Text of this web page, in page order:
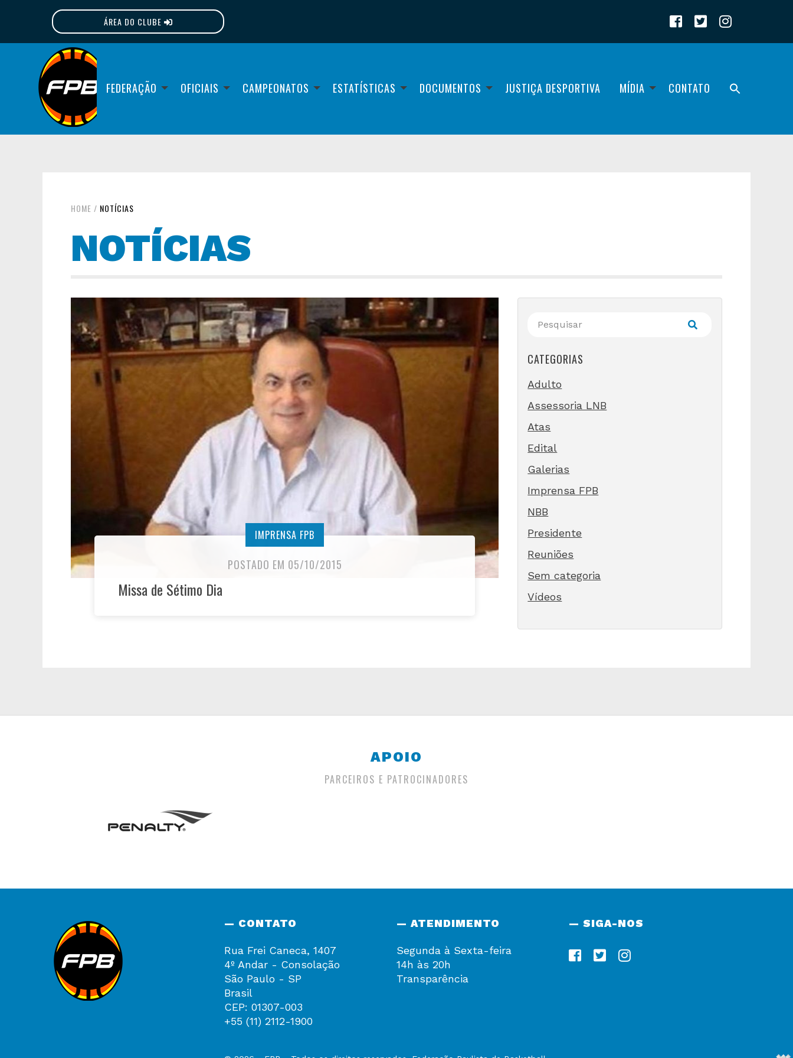
ÁREA DO CLUBE
FEDERAÇÃO OFICIAIS CAMPEONATOS ESTATÍSTICAS DOCUMENTOS JUSTIÇA DESPORTIVA MÍDIA CONTATO
HOME / NOTÍCIAS
NOTÍCIAS
IMPRENSA FPB
POSTADO EM 05/10/2015
Missa de Sétimo Dia
CATEGORIAS
Adulto
Assessoria LNB
Atas
Edital
Galerias
Imprensa FPB
NBB
Presidente
Reuniões
Sem categoria
Vídeos
APOIO
PARCEIROS E PATROCINADORES
— CONTATO
Rua Frei Caneca, 1407
4º Andar - Consolação
São Paulo - SP
Brasil
CEP: 01307-003
+55 (11) 2112-1900
— ATENDIMENTO
Segunda à Sexta-feira
14h às 20h
Transparência
— SIGA-NOS